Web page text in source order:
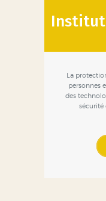
La
personnes
des
sécurité